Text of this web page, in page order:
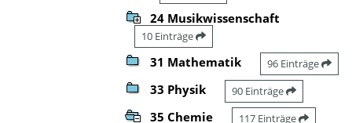
24 Musikwissenschaft
10 Einträge
31 Mathematik 96 Einträge
33 Physik 90 Einträge
35 Chemie 117 Einträge